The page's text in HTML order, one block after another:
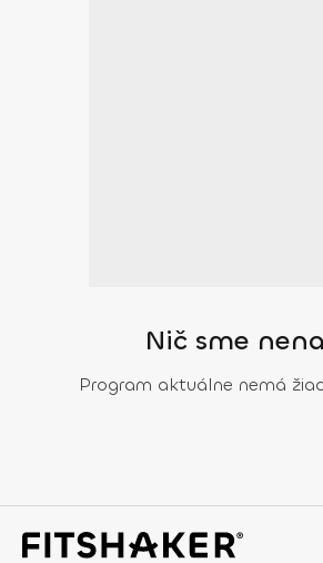
Nič sme
Program aktuálne nemá